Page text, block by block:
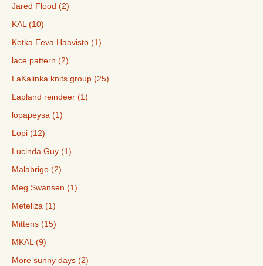
Jared Flood (2)
KAL (10)
Kotka Eeva Haavisto (1)
lace pattern (2)
LaKalinka knits group (25)
Lapland reindeer (1)
lopapeysa (1)
Lopi (12)
Lucinda Guy (1)
Malabrigo (2)
Meg Swansen (1)
Meteliza (1)
Mittens (15)
MKAL (9)
More sunny days (2)